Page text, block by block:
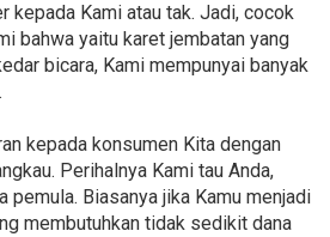
kepada Kami atau tak. Jadi, cocok
bahwa yaitu karet jembatan yang
bicara, Kami mempunyai banyak
kepada konsumen Kita dengan
Perihalnya Kami tau Anda,
pemula. Biasanya jika Kamu menjadi
membutuhkan tidak sedikit dana